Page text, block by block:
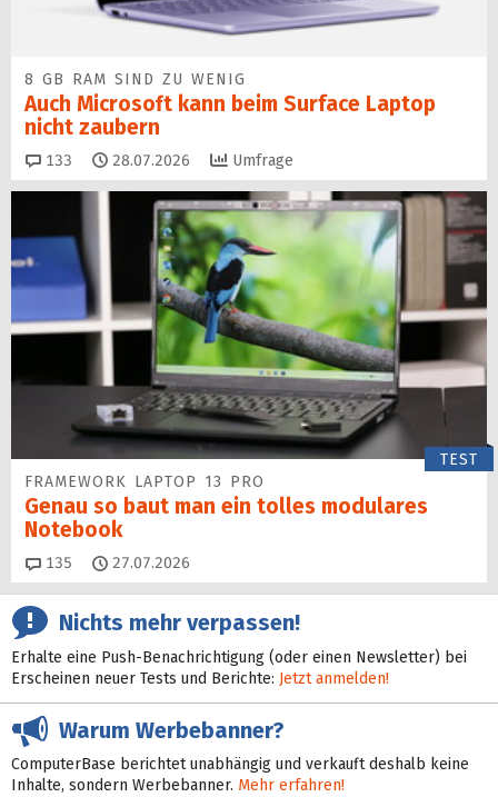
8 GB RAM SIND ZU WENIG
Auch Microsoft kann beim Surface Laptop
nicht zaubern
133 Kommentare
28.07.2026 Umfrage
TEST
FRAMEWORK LAPTOP 13 PRO
Genau so baut man ein tolles modulares
Notebook
135 Kommentare
27.07.2026
Nichts mehr verpassen!
Erhalte eine Push-Benachrichtigung (oder einen Newsletter) bei
Erscheinen neuer Tests und Berichte: Jetzt anmelden!
Warum Werbebanner?
ComputerBase berichtet unabhängig und verkauft deshalb keine
Inhalte, sondern Werbebanner. Mehr erfahren!